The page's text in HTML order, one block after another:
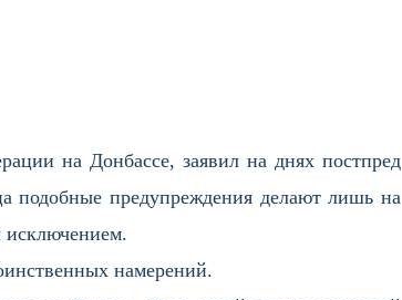
на Донбассе, заявил на днях постпред
предупреждения делают лишь на
исключением.
намерений.